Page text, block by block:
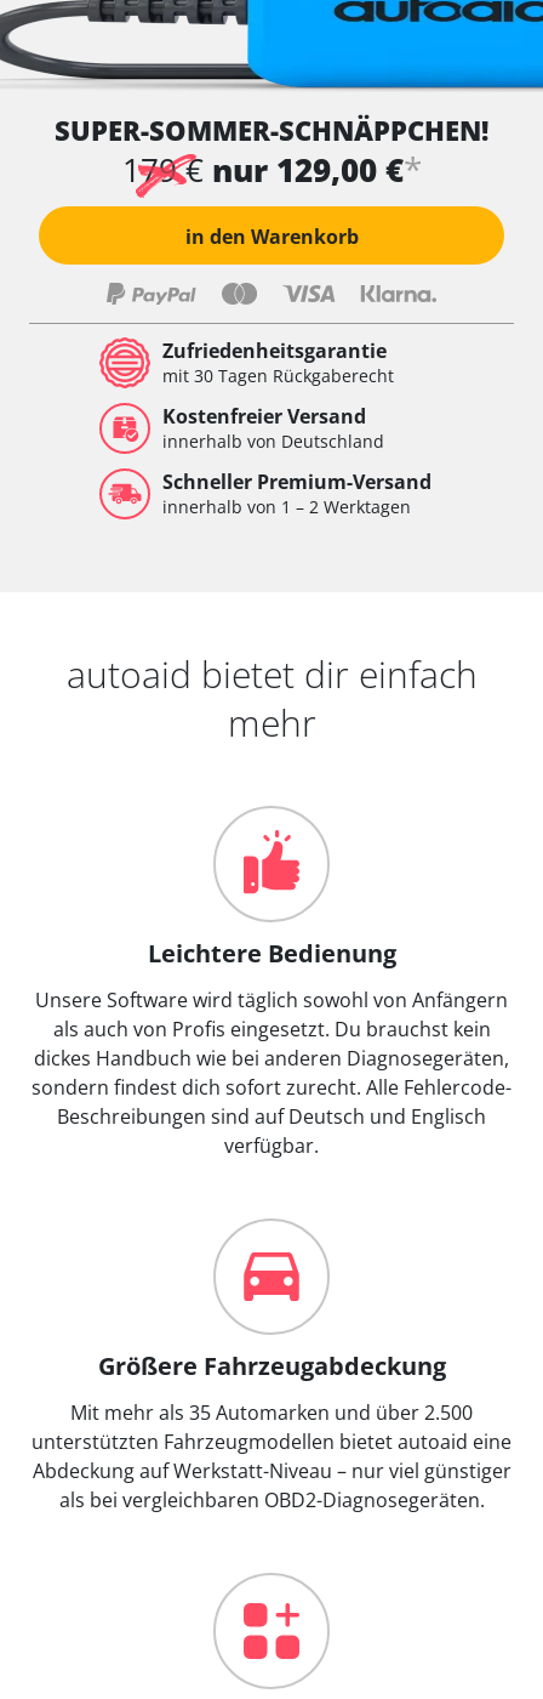
SUPER-SOMMER-SCHNÄPPCHEN!
179 € nur 129,00 €*
in den Warenkorb
Zufriedenheitsgarantie
mit 30 Tagen Rückgaberecht
Kostenfreier Versand
innerhalb von Deutschland
Schneller Premium-Versand
innerhalb von 1 – 2 Werktagen
autoaid bietet dir einfach
mehr
Leichtere Bedienung
Unsere Software wird täglich sowohl von Anfängern
als auch von Profis eingesetzt. Du brauchst kein
dickes Handbuch wie bei anderen Diagnosegeräten,
sondern findest dich sofort zurecht. Alle Fehlercode-
Beschreibungen sind auf Deutsch und Englisch
verfügbar.
Größere Fahrzeugabdeckung
Mit mehr als 35 Automarken und über 2.500
unterstützten Fahrzeugmodellen bietet autoaid eine
Abdeckung auf Werkstatt-Niveau – nur viel günstiger
als bei vergleichbaren OBD2-Diagnosegeräten.